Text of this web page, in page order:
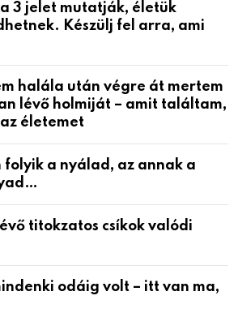
a 3 jelet mutatják, életük
Készülj fel arra, ami
halála után végre át mertem
lévő holmiját – amit találtam,
életemet
folyik a nyálad, az annak a
titokzatos csíkok valódi
odáig volt – itt van ma,